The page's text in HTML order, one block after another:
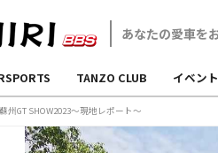
TANZO CLUB イベント
蘇州GT SHOW2023～現地レポート～